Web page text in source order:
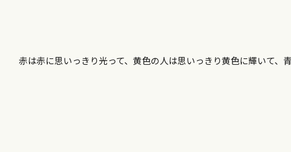
赤は赤に思いっきり光って、黄色の人は思いっきり黄色に輝いて、